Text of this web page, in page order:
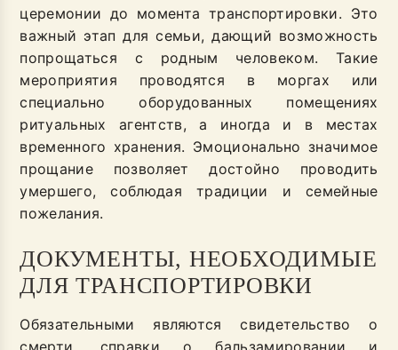
церемонии до момента транспортировки. Это
важный этап для семьи, дающий возможность
попрощаться с родным человеком. Такие
мероприятия проводятся в моргах или
специально оборудованных помещениях
ритуальных агентств, а иногда и в местах
временного хранения. Эмоционально значимое
прощание позволяет достойно проводить
умершего, соблюдая традиции и семейные
пожелания.
ДОКУМЕНТЫ, НЕОБХОДИМЫЕ
ДЛЯ ТРАНСПОРТИРОВКИ
Обязательными являются свидетельство о
смерти, справки о бальзамировании и